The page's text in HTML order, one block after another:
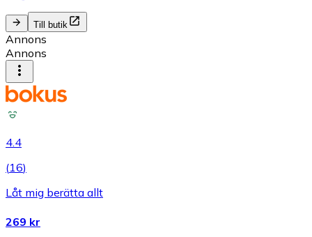
Till butik
Annons
Annons
4.4
(16)
Låt mig berätta allt
269 kr